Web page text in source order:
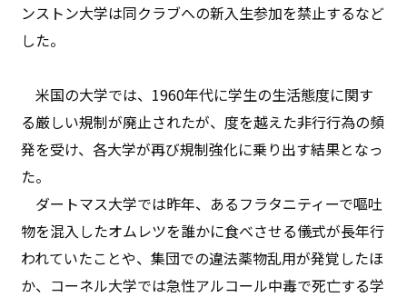
ンストン大学は同クラブへの新入生参加を禁止するなど
した。
米国の大学では、1960年代に学生の生活態度に関す
る厳しい規制が廃止されたが、度を越えた非行行為の頻
発を受け、各大学が再び規制強化に乗り出す結果となっ
た。
ダートマス大学では昨年、あるフラタニティーで嘔吐
物を混入したオムレツを誰かに食べさせる儀式が長年行
われていたことや、集団での違法薬物乱用が発覚したほ
か、コーネル大学では急性アルコール中毒で死亡する学